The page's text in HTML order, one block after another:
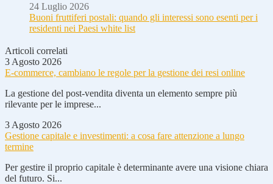
24 Luglio 2026
Buoni fruttiferi postali: quando gli interessi sono esenti per i
residenti nei Paesi white list
Articoli correlati
3 Agosto 2026
E-commerce, cambiano le regole per la gestione dei resi online
La gestione del post-vendita diventa un elemento sempre più
rilevante per le imprese...
3 Agosto 2026
Gestione capitale e investimenti: a cosa fare attenzione a lungo
termine
Per gestire il proprio capitale è determinante avere una visione chiara
del futuro. Si...